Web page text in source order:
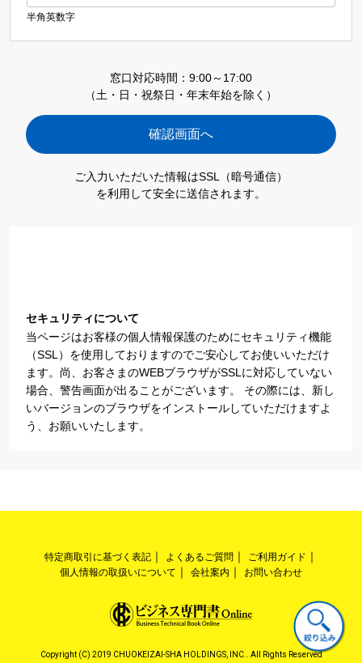
半角英数字
窓口対応時間：9:00～17:00
（土・日・祝祭日・年末年始を除く）
ご入力いただいた情報はSSL（暗号通信）
を利用して安全に送信されます。
セキュリティについて
当ページはお客様の個人情報保護のためにセキュリティ機能
（SSL）を使用しておりますのでご安心してお使いいただけ
ます。尚、お客さまのWEBブラウザがSSLに対応していない
場合、警告画面が出ることがございます。 その際には、新し
いバージョンのブラウザをインストールしていただけますよ
う、お願いいたします。
特定商取引に基づく表記 よくあるご質問
ご利用ガイド
個人情報の取扱いについて
会社案内 お問い合わせ
Copyright (C) 2019 CHUOKEIZAI-SHA HOLDINGS, INC.. All Rights Reserved